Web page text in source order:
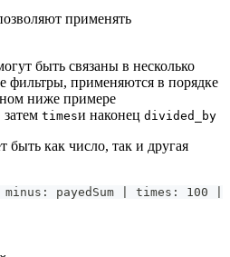
применять
быть связаны в несколько
фильтры, применяются в порядке
ниже примере
затем timesи наконец divided_by
быть как число, так и другая
minus: payedSum | times: 100